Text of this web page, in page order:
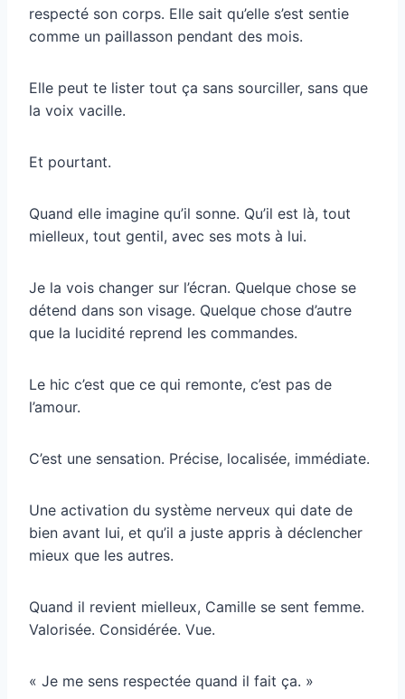
respecté son corps. Elle sait qu’elle s’est sentie
comme un paillasson pendant des mois.
Elle peut te lister tout ça sans sourciller, sans que
la voix vacille.
Et pourtant.
Quand elle imagine qu’il sonne. Qu’il est là, tout
mielleux, tout gentil, avec ses mots à lui.
Je la vois changer sur l’écran. Quelque chose se
détend dans son visage. Quelque chose d’autre
que la lucidité reprend les commandes.
Le hic c’est que ce qui remonte, c’est pas de
l’amour.
C’est une sensation. Précise, localisée, immédiate.
Une activation du système nerveux qui date de
bien avant lui, et qu’il a juste appris à déclencher
mieux que les autres.
Quand il revient mielleux, Camille se sent femme.
Valorisée. Considérée. Vue.
« Je me sens respectée quand il fait ça. »